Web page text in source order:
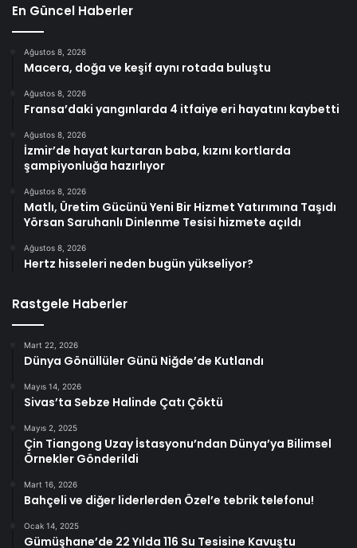
En Güncel Haberler
Ağustos 8, 2026
Macera, doğa ve keşif aynı rotada buluştu
Ağustos 8, 2026
Fransa’daki yangınlarda 4 itfaiye eri hayatını kaybetti
Ağustos 8, 2026
İzmir’de hayat kurtaran baba, kızını kortlarda
şampiyonluğa hazırlıyor
Ağustos 8, 2026
Matlı, Üretim Gücünü Yeni Bir Hizmet Yatırımına Taşıdı
Yörsan Saruhanlı Dinlenme Tesisi hizmete açıldı
Ağustos 8, 2026
Hertz hisseleri neden bugün yükseliyor?
Rastgele Haberler
Mart 22, 2026
Dünya Gönüllüler Günü Niğde’de Kutlandı
Mayıs 14, 2026
Sivas’ta Sebze Halinde Çatı Çöktü
Mayıs 2, 2025
Çin Tiangong Uzay İstasyonu’ndan Dünya’ya Bilimsel
Örnekler Gönderildi
Mart 16, 2026
Bahçeli ve diğer liderlerden Özel’e tebrik telefonu!
Ocak 14, 2025
Gümüşhane’de 22 Yılda 116 Su Tesisine Kavuştu